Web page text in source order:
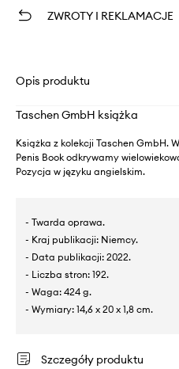
ZWROTY I REKLAMACJE
Opis produktu
Taschen GmbH książka
Książka z kolekcji Taschen GmbH.
Penis Book odkrywamy
Pozycja w języku angielskim.
- Twarda oprawa.
- Kraj publikacji: Niemcy.
- Data publikacji: 2022.
- Liczba stron: 192.
- Waga: 424 g.
- Wymiary: 14,6 x 20 x 1,8 cm.
Szczegóły produktu